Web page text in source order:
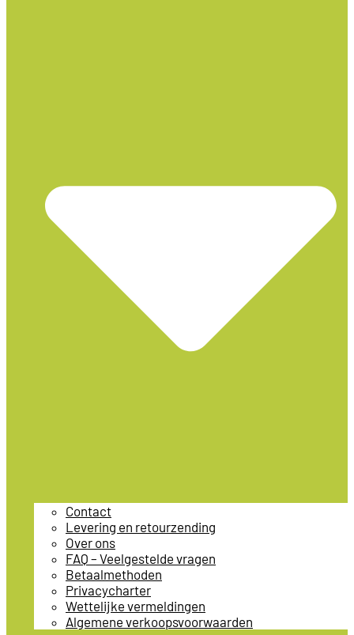
Contact
Levering en retourzending
Over ons
FAQ – Veelgestelde vragen
Betaalmethoden
Privacycharter
Wettelijke vermeldingen
Algemene verkoopsvoorwaarden